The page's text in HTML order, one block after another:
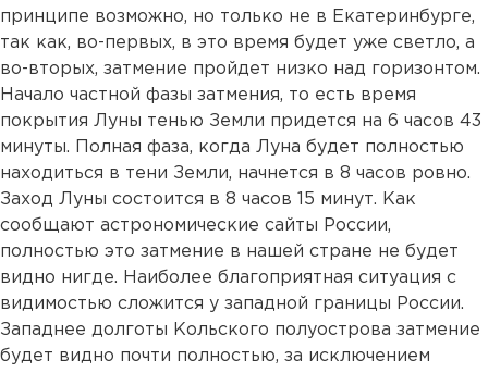
принципе возможно, но только не в Екатеринбурге,
так как, во-первых, в это время будет уже светло, а
во-вторых, затмение пройдет низко над горизонтом.
Начало частной фазы затмения, то есть время
покрытия Луны тенью Земли придется на 6 часов 43
минуты. Полная фаза, когда Луна будет полностью
находиться в тени Земли, начнется в 8 часов ровно.
Заход Луны состоится в 8 часов 15 минут. Как
сообщают астрономические сайты России,
полностью это затмение в нашей стране не будет
видно нигде. Наиболее благоприятная ситуация с
видимостью сложится у западной границы России.
Западнее долготы Кольского полуострова затмение
будет видно почти полностью, за исключением